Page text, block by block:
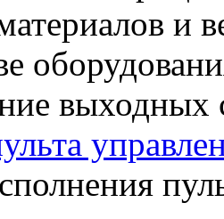
и
выходных